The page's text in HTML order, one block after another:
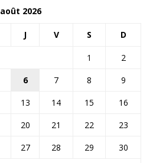
août 2026
J V S D
1
2
6 7 8
9
13 14 15
16
20 21 22
23
27 28 29
30